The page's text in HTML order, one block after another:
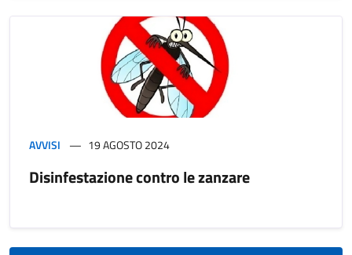
AVVISI 19 AGOSTO 2024
Disinfestazione contro le zanzare